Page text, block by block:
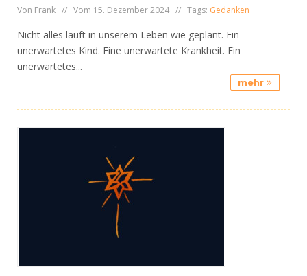
Von Frank // Vom 15. Dezember 2024 // Tags: Gedanken
Nicht alles läuft in unserem Leben wie geplant. Ein
unerwartetes Kind. Eine unerwartete Krankheit. Ein
unerwartetes...
mehr